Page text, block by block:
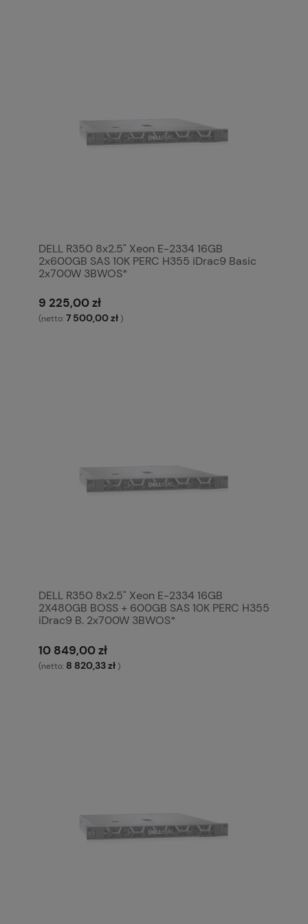
DELL R350 8x2.5" Xeon E-2334 16GB
2x600GB SAS 10K PERC H355 iDrac9 Basic
2x700W 3BWOS*
9 225,00 zł
(netto:7 500,00 zł )
DELL R350 8x2.5" Xeon E-2334 16GB
2X480GB BOSS + 600GB SAS 10K PERC H355
iDrac9 B. 2x700W 3BWOS*
10 849,00 zł
(netto: 8 820,33 zł )